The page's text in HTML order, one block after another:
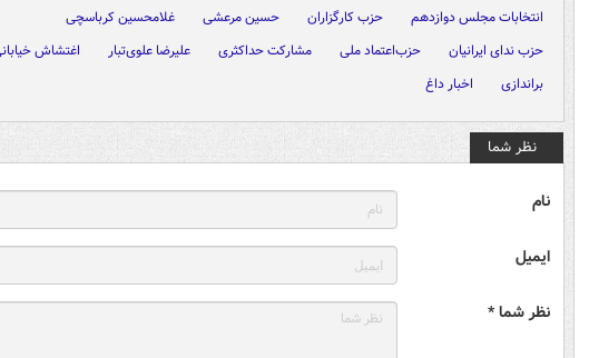
انتخابات مجلس دوازدهم حزب کارگزاران حسین مرعشی
غلامحسین کرباسچی
حزب ندای ایرانیان
حزب‌اعتماد ملی مشارکت حداکثری علیرضا علوی‌تبار
اغتشاش
براندازی
اخبار داغ
نظر شما
نام
ایمیل
نظر شما *